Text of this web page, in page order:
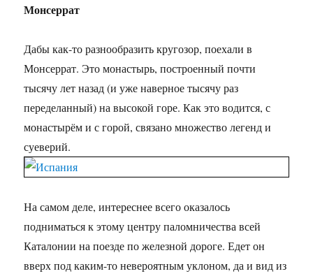
Монсеррат
Дабы как-то разнообразить кругозор, поехали в
Монсеррат. Это монастырь, построенный почти
тысячу лет назад (и уже наверное тысячу раз
переделанный) на высокой горе. Как это водится, с
монастырём и с горой, связано множество легенд и
суеверий.
На самом деле, интереснее всего оказалось
подниматься к этому центру паломничества всей
Каталонии на поезде по железной дороге. Едет он
вверх под каким-то невероятным уклоном, да и вид из